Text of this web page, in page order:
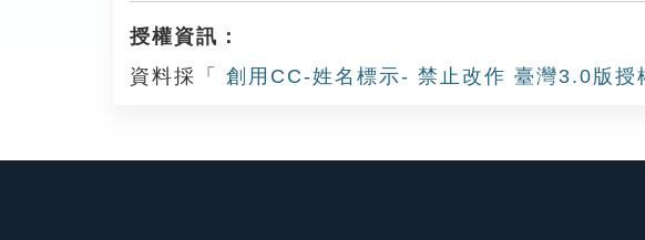
授權資訊：
資料採「
創用CC-姓名標示- 禁止改作 臺灣3.0版授